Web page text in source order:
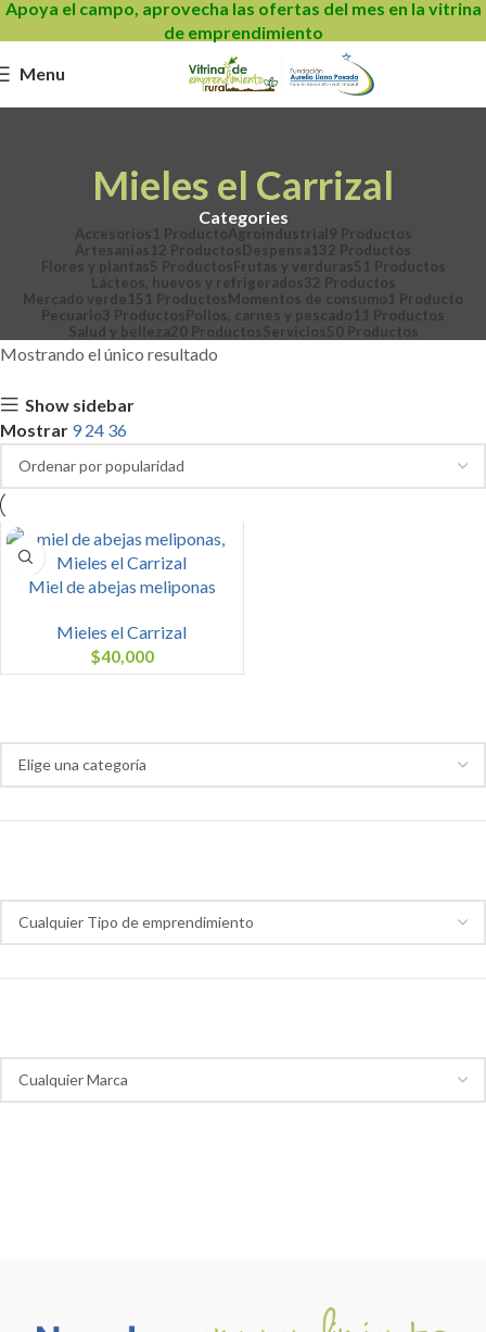
Apoya el campo, aprovecha las ofertas del mes en la vitrina
de emprendimiento
Menu
Mieles el Carrizal
Categories
Accesorios 1 ProductoAgroindustrial9 Productos
Artesanías 12 Productos Despensa132 Productos
Flores y plantas 5 Productos Frutas y verduras 51 Productos
Lácteos, huevos y refrigerados 32 Productos
Mercado verde151 Productos Momentos de consumo1 Producto
Pecuario3 Productos Pollos, carnes y pescado11 Productos
Salud y belleza20 Productos Servicios 50 Productos
Mostrando el único resultado
Show sidebar
Mostrar 924 36
Miel de abejas meliponas
Mieles el Carrizal
$40,000